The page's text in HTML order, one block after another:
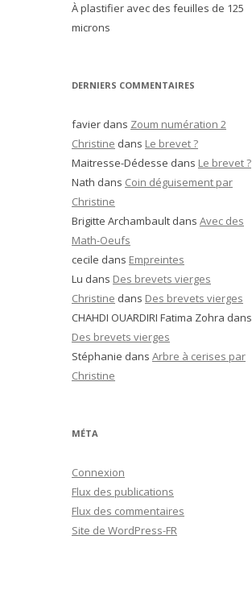
À plastifier avec des feuilles de 125
microns
DERNIERS COMMENTAIRES
favier dans Zoum numération 2
Christine dans Le brevet ?
Maitresse-Dédesse dans Le brevet ?
Nath dans Coin déguisement par
Christine
Brigitte Archambault dans Avec des
Math-Oeufs
cecile dans Empreintes
Lu dans Des brevets vierges
Christine dans Des brevets vierges
CHAHDI OUARDIRI Fatima Zohra dans
Des brevets vierges
Stéphanie dans Arbre à cerises par
Christine
MÉTA
Connexion
Flux des publications
Flux des commentaires
Site de WordPress-FR